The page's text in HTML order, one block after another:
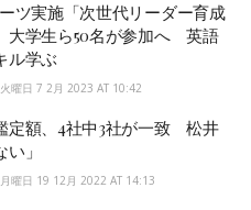
ツ実施「次世代リーダー育成
学生ら50名が参加へ 英語
ル学ぶ
火曜日 7 2月 2023 AT 10:42
定額、4社中3社が一致 松井
」
月曜日 19 12月 2022 AT 14:13